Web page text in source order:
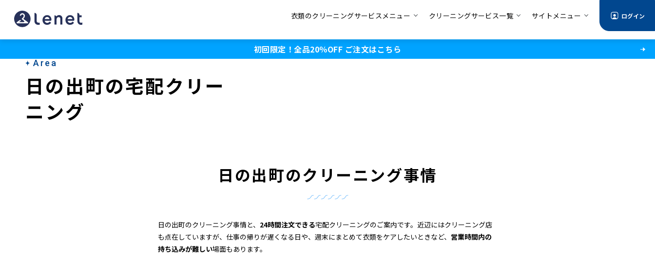
日
の
衣類のクリーニングサービスメニュー クリーニングサービス一覧 サイトメニュー ログイン
初回限定！全品20％OFF ご注文はこちら
Area
日の出町の宅配クリー
ニング
日の出町のクリーニング事情
日の出町のクリーニング事情と、 24時間注文できる宅配クリーニングのご案内です。近辺にはクリーニング店
も点在していますが、仕事の帰りが遅くなる日や、週末にまとめて衣類をケアしたいときなど、 営業時間内の
持ち込みが難しい場面もあります。